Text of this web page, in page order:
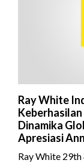
Ray White
Dinamika
Apresiasi
Ray White